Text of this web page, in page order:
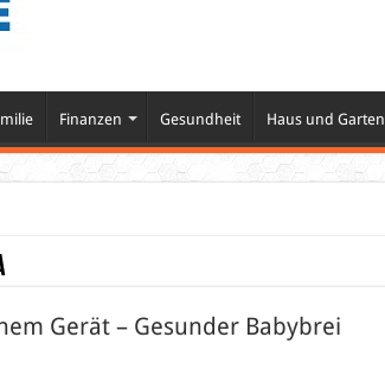
Finanzen Gesundheit Haus und Garten
Gerät – Gesunder Babybrei